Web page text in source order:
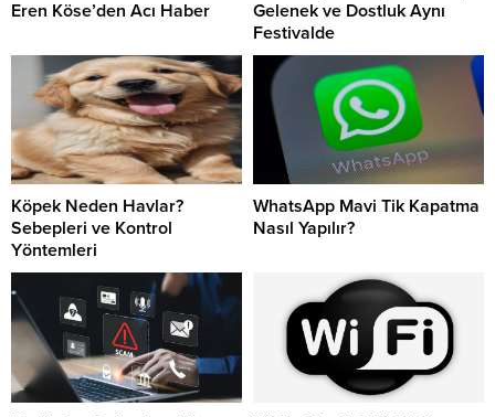
Eren Köse’den Acı Haber
Gelenek ve Dostluk Aynı
Festivalde
Köpek Neden Havlar?
Sebepleri ve Kontrol
Yöntemleri
WhatsApp Mavi Tik Kapatma
Nasıl Yapılır?